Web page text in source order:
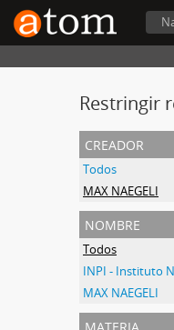
Restringir
creador
Todos
MAX NAEGELI
nombre
Todos
MAX NAEGELI
materia